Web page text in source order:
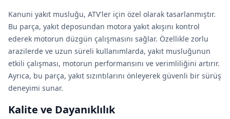
Kanuni yakıt musluğu, ATV'ler için özel olarak tasarlanmıştır.
Bu parça, yakıt deposundan motora yakıt akışını kontrol
ederek motorun düzgün çalışmasını sağlar. Özellikle zorlu
arazilerde ve uzun süreli kullanımlarda, yakıt musluğunun
etkili çalışması, motorun performansını ve verimliliğini artırır.
Ayrıca, bu parça, yakıt sızıntılarını önleyerek güvenli bir sürüş
deneyimi sunar.
Kalite ve Dayanıklılık